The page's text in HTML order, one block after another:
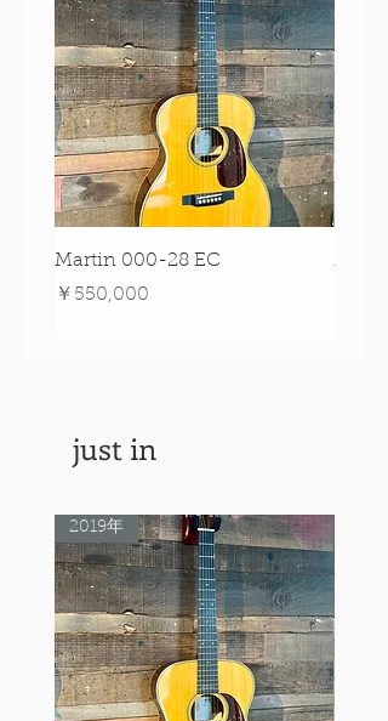
Martin 000-28 EC
価格
￥550,000
just in
2019年